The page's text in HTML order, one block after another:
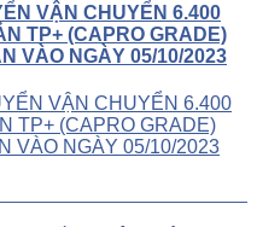
VẬN CHUYỂN 6.400
TP+ (CAPRO GRADE)
VÀO NGÀY 05/10/2023